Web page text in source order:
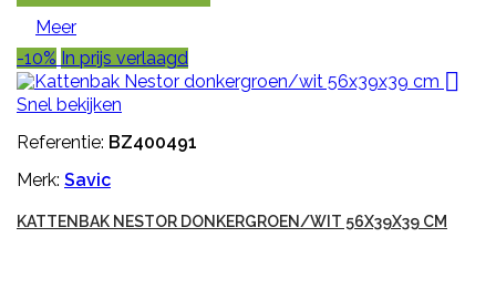
Meer
-10% In prijs verlaagd

Snel bekijken
Referentie: BZ400491
Merk: Savic
KATTENBAK NESTOR DONKERGROEN/WIT 56X39X39 CM